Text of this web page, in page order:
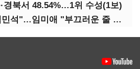
경북서 48.54%…1위 수성(1보)
최민희 "골리앗 김민석"…임미애 "부끄러운 줄 알아야"